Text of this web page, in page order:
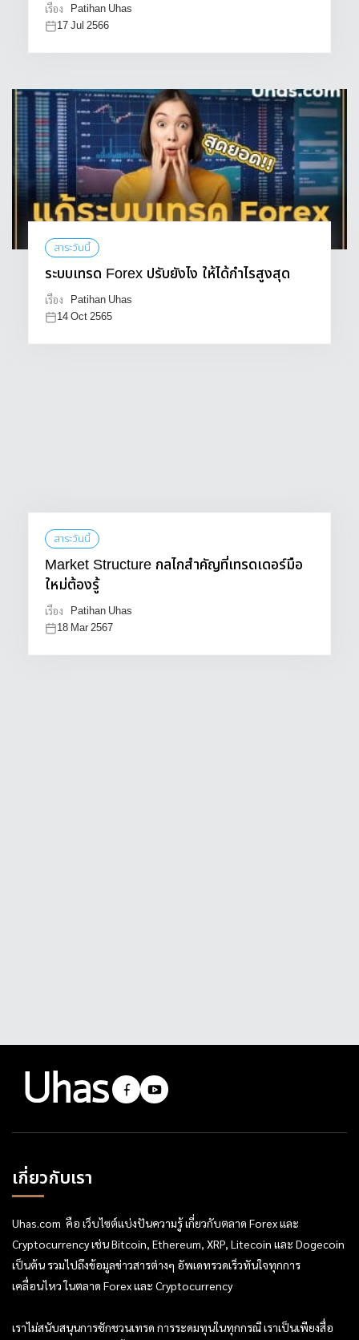
เรื่อง
Patihan Uhas
17 Jul 2566
สาระวันนี้
ระบบเทรด Forex ปรับยังไง ให้ได้กำไรสูงสุด
เรื่อง
Patihan Uhas
14 Oct 2565
สาระวันนี้
Market Structure กลไกสำคัญที่เทรดเดอร์มือ
ใหม่ต้องรู้
เรื่อง
Patihan Uhas
18 Mar 2567
เกี่ยวกับเรา
Uhas.com คือ เว็บไซต์แบ่งปันความรู้ เกี่ยวกับตลาด Forex และ
Cryptocurrency เช่น Bitcoin, Ethereum, XRP, Litecoin และ Dogecoin
เป็นต้น รวมไปถึงข้อมูลข่าวสารต่างๆ อัพเดทรวดเร็วทันใจทุกการ
เคลื่อนไหว ในตลาด Forex และ Cryptocurrency
เราไม่สนับสนุนการชักชวนเทรด การระดมทุนในทุกกรณี เราเป็นเพียงสื่อ